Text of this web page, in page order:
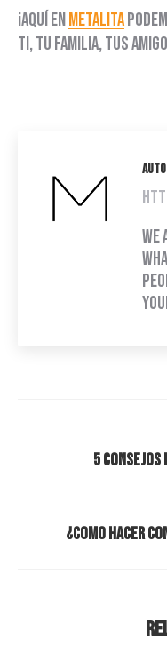
¡Aquí enMetalita
ti, tu familia, tus
We
5 CONSEJOS
¿Como hacer